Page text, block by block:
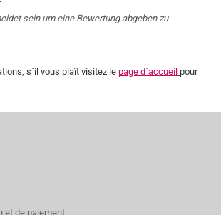
sein um eine Bewertung abgeben zu
s`il vous plaît visitez le page d`accueil pour
et de paiement